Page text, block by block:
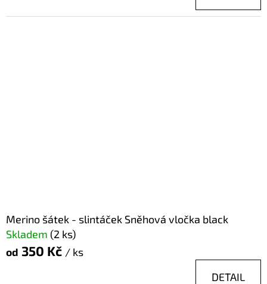
Merino šátek - slintáček Sněhová vločka black
Skladem (2 ks)
od 350 Kč / ks
DETAIL